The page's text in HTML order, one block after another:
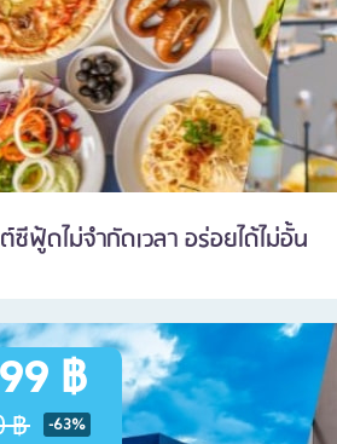
ฟู้ดไม่จำกัดเวลา อร่อยได้ไม่อั้น
฿
฿ -63%